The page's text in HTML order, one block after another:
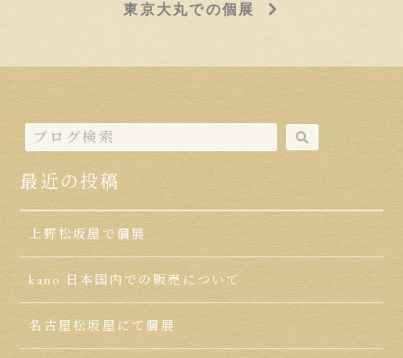
東京大丸での個展
最近の投稿
上野松坂屋で個展
kano 日本国内での販売について
名古屋松坂屋にて個展